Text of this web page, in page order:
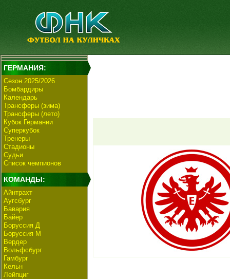
ГЕРМАНИЯ:
Сезон 2025/2026
Бомбардиры
Календарь
Трансферы (зима)
Трансферы (лето)
Кубок Германии
Суперкубок
Тренеры
Стадионы
Судьи
Список чемпионов
КОМАНДЫ:
Айнтрахт
Аугсбург
Бавария
Байер
Боруссия Д
Боруссия М
Вердер
Вольфсбург
Гамбург
Кельн
Лейпциг